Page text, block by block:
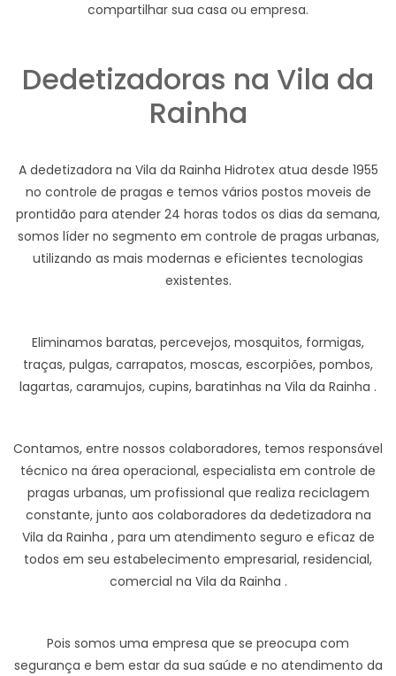
compartilhar sua casa ou empresa.
Dedetizadoras na Vila da
Rainha
A dedetizadora na Vila da Rainha Hidrotex atua desde 1955
no controle de pragas e temos vários postos moveis de
prontidão para atender 24 horas todos os dias da semana,
somos líder no segmento em controle de pragas urbanas,
utilizando as mais modernas e eficientes tecnologias
existentes.
Eliminamos baratas, percevejos, mosquitos, formigas,
traças, pulgas, carrapatos, moscas, escorpiões, pombos,
lagartas, caramujos, cupins, baratinhas na Vila da Rainha .
Contamos, entre nossos colaboradores, temos responsável
técnico na área operacional, especialista em controle de
pragas urbanas, um profissional que realiza reciclagem
constante, junto aos colaboradores da dedetizadora na
Vila da Rainha , para um atendimento seguro e eficaz de
todos em seu estabelecimento empresarial, residencial,
comercial na Vila da Rainha .
Pois somos uma empresa que se preocupa com
segurança e bem estar da sua saúde e no atendimento da